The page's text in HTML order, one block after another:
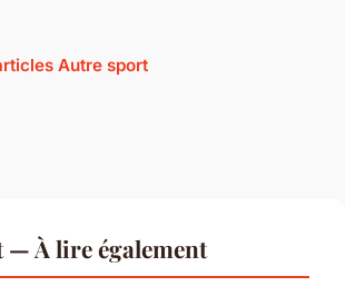
Autre sport
— À lire également